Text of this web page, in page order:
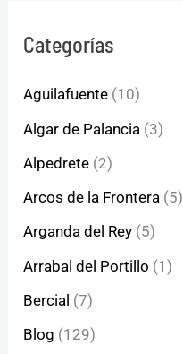
Categorías
Aguilafuente (10)
Algar de Palancia (3)
Alpedrete (2)
Arcos de la Frontera (5)
Arganda del Rey (5)
Arrabal del Portillo (1)
Bercial (7)
Blog (129)